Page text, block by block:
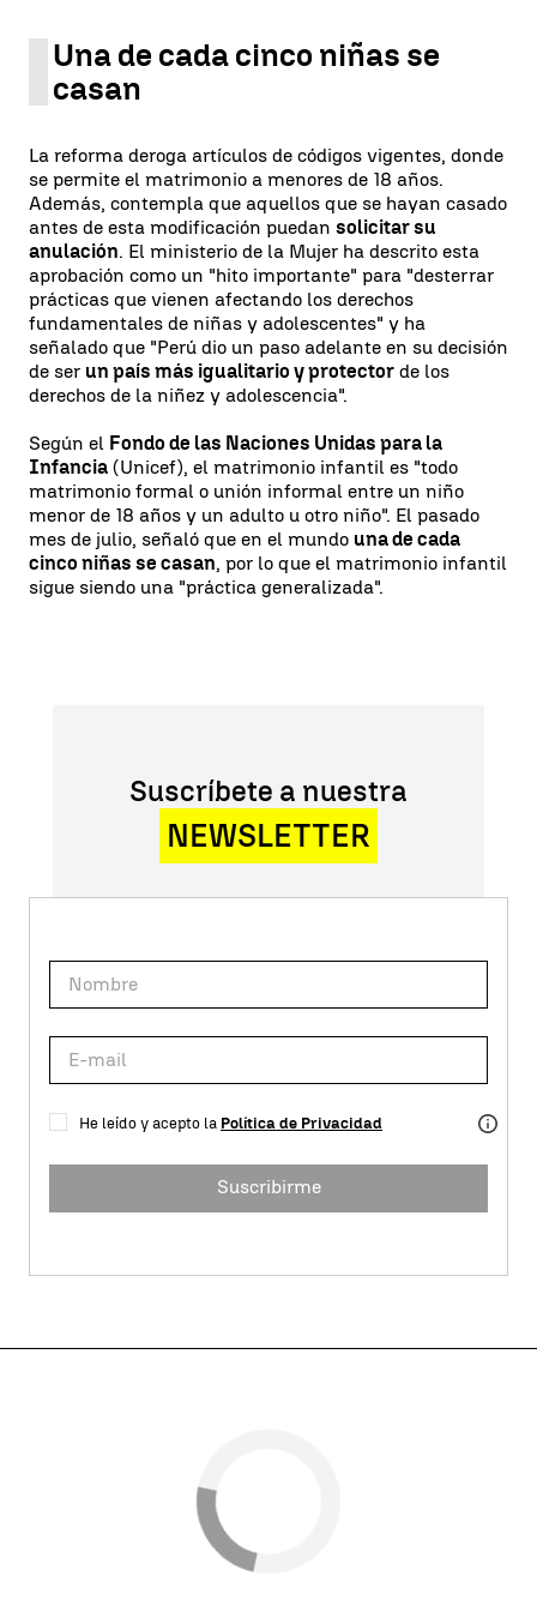
Una de cada cinco niñas se
casan
La reforma deroga artículos de códigos vigentes, donde
se permite el matrimonio a menores de 18 años.
Además, contempla que aquellos que se hayan casado
antes de esta modificación puedan solicitar su
anulación. El ministerio de la Mujer ha descrito esta
aprobación como un "hito importante" para "desterrar
prácticas que vienen afectando los derechos
fundamentales de niñas y adolescentes" y ha
señalado que "Perú dio un paso adelante en su decisión
de ser un país más igualitario y protector de los
derechos de la niñez y adolescencia".
Según el Fondo de las Naciones Unidas para la
Infancia (Unicef), el matrimonio infantil es "todo
matrimonio formal o unión informal entre un niño
menor de 18 años y un adulto u otro niño". El pasado
mes de julio, señaló que en el mundo una de cada
cinco niñas se casan, por lo que el matrimonio infantil
sigue siendo una "práctica generalizada".
Suscríbete a nuestra
NEWSLETTER
He leído y acepto la Política de Privacidad
Suscribirme